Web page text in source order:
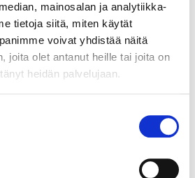
mainosalan ja analytiikka-
tietoja siitä, miten käytät
voivat yhdistää näitä
joita olet antanut heille tai joita on
heidän palvelujaan.
johtaminen nousevat keskiöön.
mahdollisuuksien
ja edistämiseksi
läpi Digitalisaation tiekartta -
syntyi yksityiskohtainen
näkemys näiden keskeisimmistä
aikataulutettu suunnitelma